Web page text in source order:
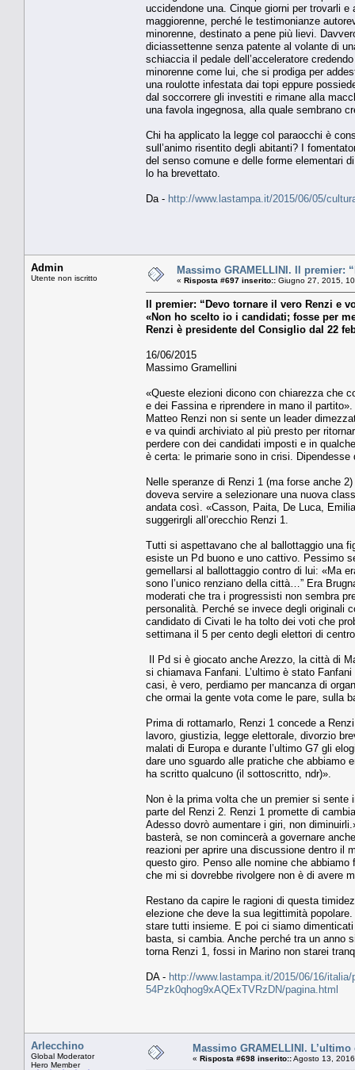
uccidendone una. Cinque giorni per trovarli
maggiorenne, perché le testimonianze
minorenne, destinato a pene più lievi.
diciassettenne senza patente al volante di
schiaccia il pedale dell’acceleratore
minorenne come lui, che si prodiga per
una roulotte infestata dai topi eppure
dal soccorrere gli investiti e rimane alla
una favola ingegnosa, alla quale sembrano
Chi ha applicato la legge col paraocchi è
sull’animo risentito degli abitanti? I
del senso comune e delle forme elementari
lo ha brevettato.
Da - http://www.lastampa.it/2015/06/05/
Admin
Utente non iscritto
Massimo GRAMELLINI. Il premier:
« Risposta #697 inserito:: Giugno 27, 2015,
Il premier: “Devo tornare il vero Renzi e
«Non ho scelto io i candidati; fosse per
Renzi è presidente del Consiglio dal 22
16/06/2015
Massimo Gramellini
«Queste elezioni dicono con chiarezza che
e dei Fassina e riprendere in mano il
Matteo Renzi non si sente un leader
e va quindi archiviato al più presto per
perdere con dei candidati imposti e in
è certa: le primarie sono in crisi.
Nelle speranze di Renzi 1 (ma forse anche
doveva servire a selezionare una nuova
andata così. «Casson, Paita, De Luca,
suggerirgli all’orecchio Renzi 1.
Tutti si aspettavano che al ballottaggio una
esiste un Pd buono e uno cattivo. Pessimo
gemellarsi al ballottaggio contro di lui: «Ma
sono l’unico renziano della città…” Era
moderati che tra i progressisti non sembra
personalità. Perché se invece degli originali
candidato di Civati le ha tolto dei voti che
settimana il 5 per cento degli elettori di
Il Pd si è giocato anche Arezzo, la città di
si chiamava Fanfani. L’ultimo è stato
casi, è vero, perdiamo per mancanza di
che ormai la gente vota come le pare, sulla
Prima di rottamarlo, Renzi 1 concede a
lavoro, giustizia, legge elettorale, divorzio
malati di Europa e durante l’ultimo G7 gli
dare uno sguardo alle pratiche che abbiamo
ha scritto qualcuno (il sottoscritto, ndr)».
Non è la prima volta che un premier si
parte del Renzi 2. Renzi 1 promette di
Adesso dovrò aumentare i giri, non
basterà, se non comincerà a governare
reazioni per aprire una discussione dentro il
questo giro. Penso alle nomine che
che mi si dovrebbe rivolgere non è di avere
Restano da capire le ragioni di questa
elezione che deve la sua legittimità
stare tutti insieme. E poi ci siamo
basta, si cambia. Anche perché tra un anno
torna Renzi 1, fossi in Marino non starei
DA - http://www.lastampa.it/2015/06/16/
54Pzk0qhog9xAQExTVRzDN/pagina.html
Arlecchino
Global Moderator
Hero Member
Massimo GRAMELLINI.
« Risposta #698 inserito::Agosto 13,